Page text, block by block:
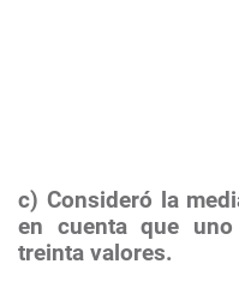
c) Consideró la
en cuenta que
treinta valores.